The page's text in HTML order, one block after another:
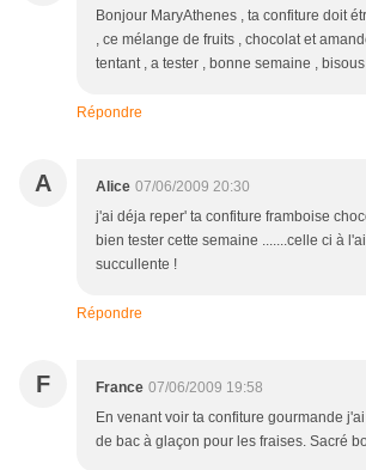
Bonjour MaryAthenes , ta confiture doit
, ce mélange de fruits , chocolat et
tentant , a tester , bonne semaine ,
Répondre
A Alice 07/06/2009 20:30
j'ai déja reper' ta confiture framboise
bien tester cette semaine .......celle ci à
succullente !
Répondre
F France 07/06/2009 19:58
En venant voir ta confiture gourmande
de bac à glaçon pour les fraises. Sacré